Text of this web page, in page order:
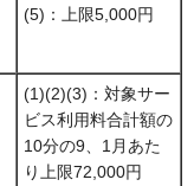
(5)：上限5,000円
(1)(2)(3)：対象サー
ビス利用料合計額の
10分の9、1月あた
り上限72,000円